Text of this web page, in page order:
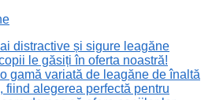
distractive și sigure leagăne
le găsiți în oferta noastră!
gamă variată de leagăne de înaltă
fiind alegerea perfectă pentru